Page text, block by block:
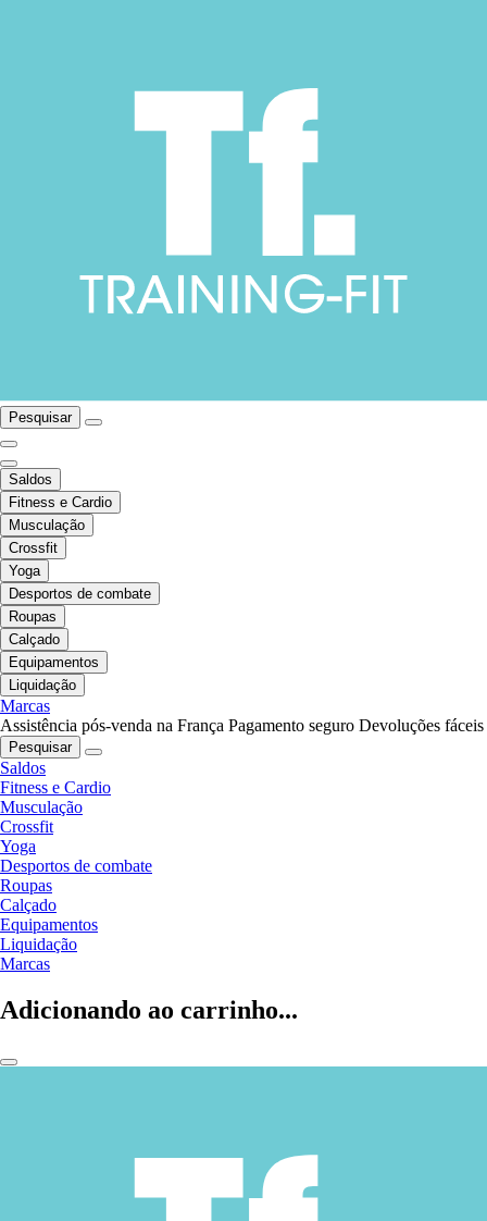
Pesquisar
Saldos
Fitness e Cardio
Musculação
Crossfit
Yoga
Desportos de combate
Roupas
Calçado
Equipamentos
Liquidação
Marcas
Assistência pós-venda na França Pagamento seguro Devoluções fáceis
Pesquisar
Saldos
Fitness e Cardio
Musculação
Crossfit
Yoga
Desportos de combate
Roupas
Calçado
Equipamentos
Liquidação
Marcas
Adicionando ao carrinho...